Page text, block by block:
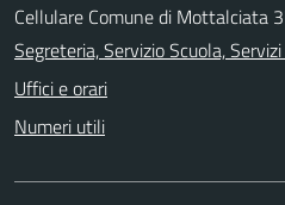
Cellulare Comune di Mottalciata
Segreteria, Servizio Scuola,
Uffici e orari
Numeri utili